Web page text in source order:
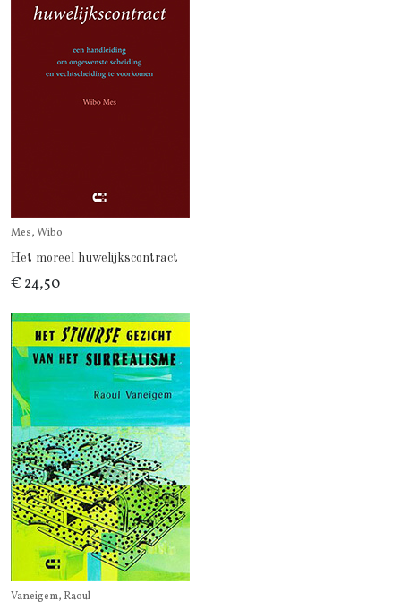
Mes, Wibo
Het moreel huwelijkscontract
€ 24,50
Vaneigem, Raoul